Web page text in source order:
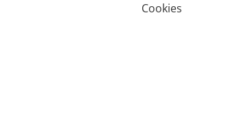
Cookies